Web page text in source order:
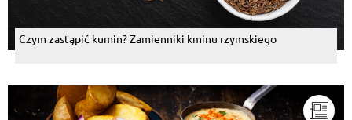
Czym zastąpić kumin? Zamienniki kminu rzymskiego